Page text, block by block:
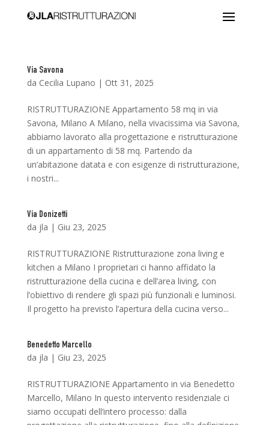
Via Savona
da Cecilia Lupano | Ott 31, 2025
RISTRUTTURAZIONE Appartamento 58 mq in via
Savona, Milano A Milano, nella vivacissima via Savona,
abbiamo lavorato alla progettazione e ristrutturazione
di un appartamento di 58 mq. Partendo da
un’abitazione datata e con esigenze di ristrutturazione,
i nostri...
Via Donizetti
da jla | Giu 23, 2025
RISTRUTTURAZIONE Ristrutturazione zona living e
kitchen a Milano I proprietari ci hanno affidato la
ristrutturazione della cucina e dell’area living, con
l’obiettivo di rendere gli spazi più funzionali e luminosi.
Il progetto ha previsto l’apertura della cucina verso...
Benedetto Marcello
da jla | Giu 23, 2025
RISTRUTTURAZIONE Appartamento in via Benedetto
Marcello, Milano In questo intervento residenziale ci
siamo occupati dell’intero processo: dalla